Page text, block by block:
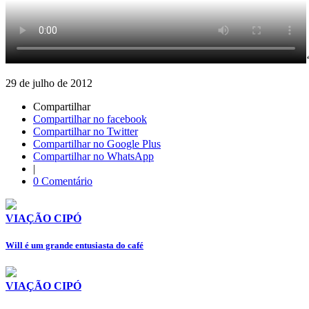
29 de julho de 2012
Compartilhar
Compartilhar no facebook
Compartilhar no Twitter
Compartilhar no Google Plus
Compartilhar no WhatsApp
|
0 Comentário
VIAÇÃO CIPÓ
Will é um grande entusiasta do café
VIAÇÃO CIPÓ